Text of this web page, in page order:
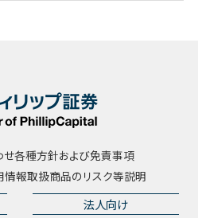
せ各種方針および免責事項
情報取扱商品のリスク等説明
法人向け